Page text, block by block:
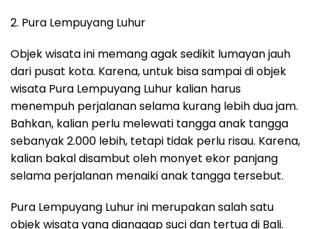
2. Pura Lempuyang Luhur
Objek wisata ini memang agak sedikit lumayan jauh
dari pusat kota. Karena, untuk bisa sampai di objek
wisata Pura Lempuyang Luhur kalian harus
menempuh perjalanan selama kurang lebih dua jam.
Bahkan, kalian perlu melewati tangga anak tangga
sebanyak 2.000 lebih, tetapi tidak perlu risau. Karena,
kalian bakal disambut oleh monyet ekor panjang
selama perjalanan menaiki anak tangga tersebut.
Pura Lempuyang Luhur ini merupakan salah satu
objek wisata yang dianggap suci dan tertua di Bali.